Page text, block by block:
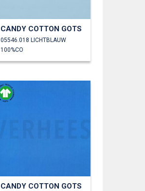
CANDY COTTON GOTS
05546.018 LICHTBLAUW
100%CO
CANDY COTTON GOTS